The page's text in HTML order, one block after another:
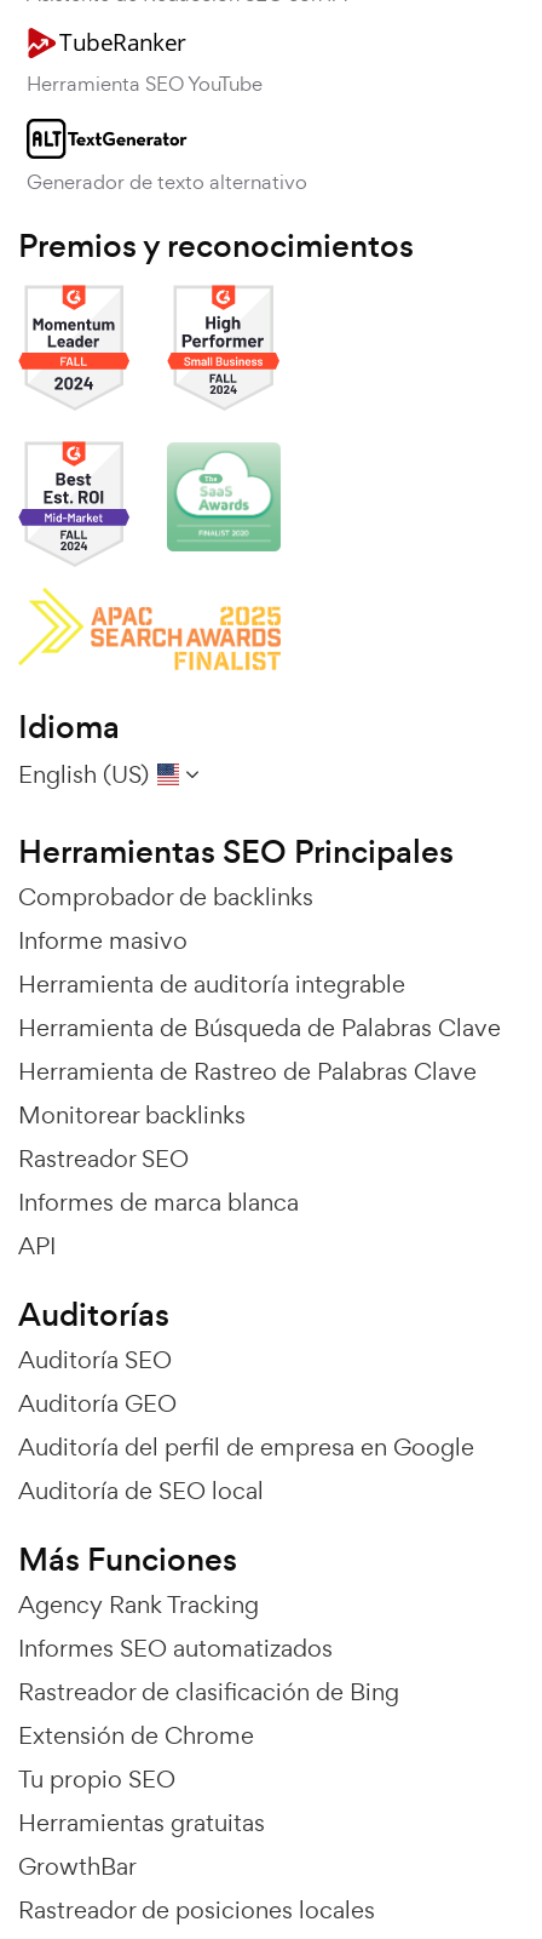
Herramienta SEO YouTube
Generador de texto alternativo
Premios y reconocimientos
Idioma
English (US)
Herramientas SEO Principales
Comprobador de backlinks
Informe masivo
Herramienta de auditoría integrable
Herramienta de Búsqueda de Palabras Clave
Herramienta de Rastreo de Palabras Clave
Monitorear backlinks
Rastreador SEO
Informes de marca blanca
API
Auditorías
Auditoría SEO
Auditoría GEO
Auditoría del perfil de empresa en Google
Auditoría de SEO local
Más Funciones
Agency Rank Tracking
Informes SEO automatizados
Rastreador de clasificación de Bing
Extensión de Chrome
Tu propio SEO
Herramientas gratuitas
GrowthBar
Rastreador de posiciones locales